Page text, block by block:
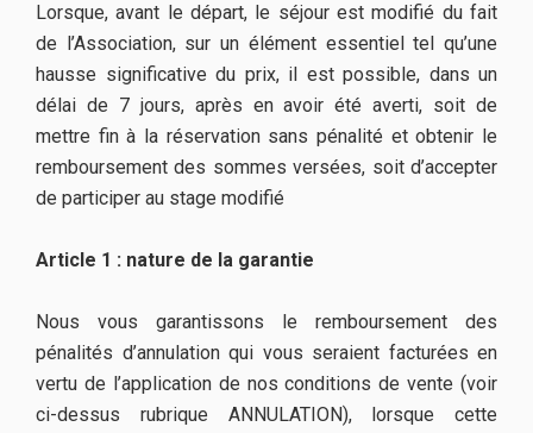
Lorsque, avant le départ, le séjour est modifié du fait
de l’Association, sur un élément essentiel tel qu’une
hausse significative du prix, il est possible, dans un
délai de 7 jours, après en avoir été averti, soit de
mettre fin à la réservation sans pénalité et obtenir le
remboursement des sommes versées, soit d’accepter
de participer au stage modifié
Article 1 : nature de la garantie
Nous vous garantissons le remboursement des
pénalités d’annulation qui vous seraient facturées en
vertu de l’application de nos conditions de vente (voir
ci-dessus rubrique ANNULATION), lorsque cette